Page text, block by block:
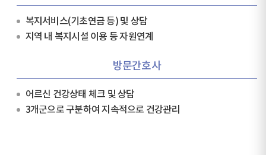
복지서비스(기초연금 등) 및 상담
지역 내 복지시설 이용 등 자원연계
방문간호사
어르신 건강상태 체크 및 상담
3개군으로 구분하여 지속적으로 건강관리